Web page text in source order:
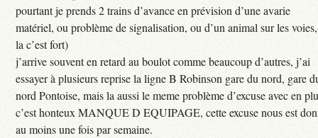
pourtant je prends 2 trains d’avance en prévision d’une avarie
matériel, ou problème de signalisation, ou d’un animal sur les
la c’est fort)
j’arrive souvent en retard au boulot comme beaucoup d’autres, j’ai
essayer à plusieurs reprise la ligne B Robinson gare du nord, gare
nord Pontoise, mais la aussi le meme problème d’excuse avec en
c’est honteux MANQUE D EQUIPAGE, cette excuse nous est
au moins une fois par semaine.